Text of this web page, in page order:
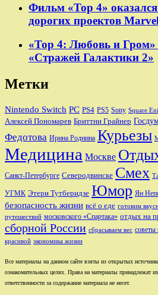
Фильм «Тор 4»
дорогих проектов Marvel
«Тор 4: Любовь и Гром»
«Стражей Галактики 2»
Метки
Nintendo Switch PC PS4 PS5 Sony Square
Алексей Пономарев Бриттни Грайнер
Федотова Ирина Роднина Курьезы
Медицина Москве
Санкт-Петербурге Северодвинске Смех
УГМК Этери Тутберидзе Юмор Ян
безопасность жизни всё о еде готовим
путешествий московского «Спартака» отдых на
сборной России сбрасываем вес советы
красивой экономика жизни
Все материалы на данном сайте взяты из открытых
ознакомительных целях. Права на материалы принадлежат
ответственности за содержание материала не несет.